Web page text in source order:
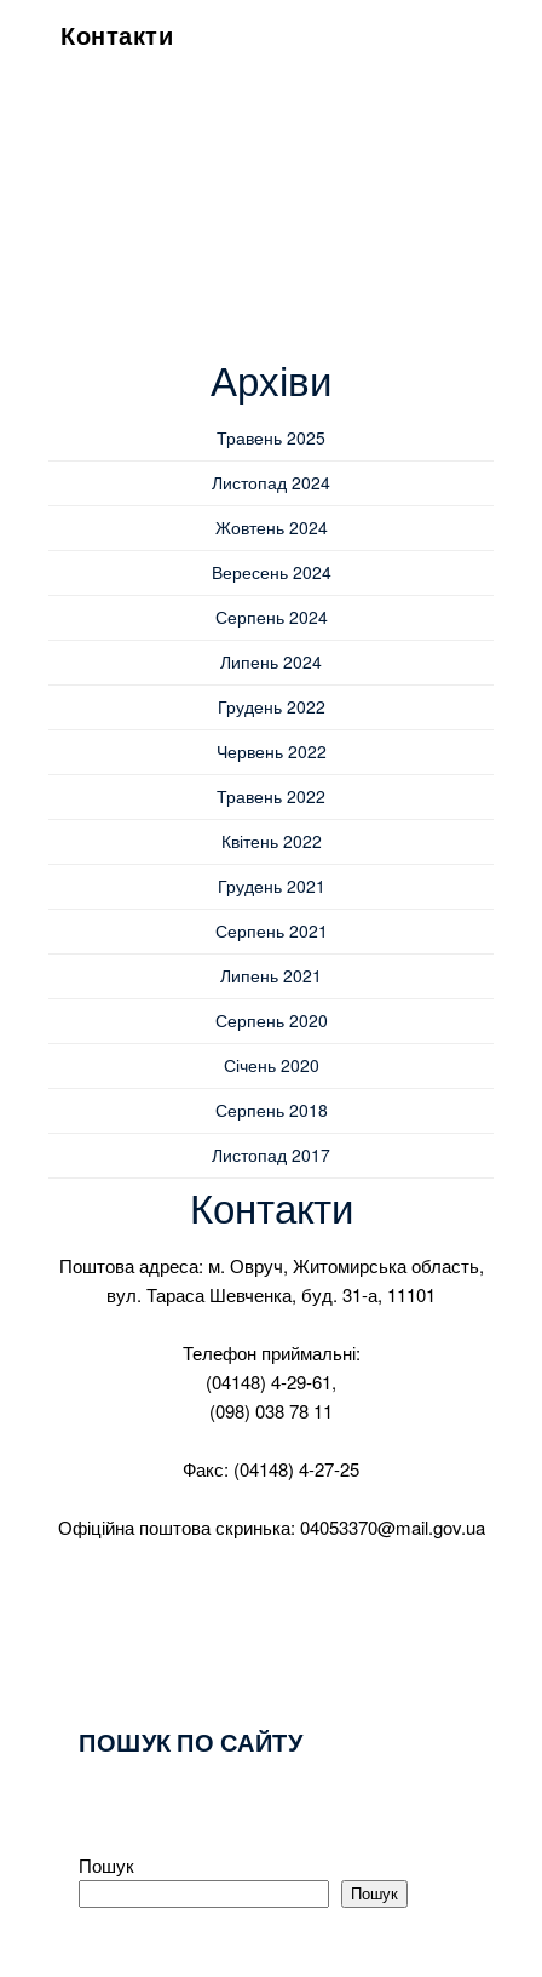
Контакти
Архіви
Травень 2025
Листопад 2024
Жовтень 2024
Вересень 2024
Серпень 2024
Липень 2024
Грудень 2022
Червень 2022
Травень 2022
Квітень 2022
Грудень 2021
Серпень 2021
Липень 2021
Серпень 2020
Січень 2020
Серпень 2018
Листопад 2017
Контакти
Поштова адреса: м. Овруч, Житомирська область,
вул. Тараса Шевченка, буд. 31-а, 11101
Телефон приймальні:
(04148) 4-29-61,
(098) 038 78 11
Факс: (04148) 4-27-25
Офіційна поштова скринька: 04053370@mail.gov.ua
ПОШУК ПО САЙТУ
Пошук
Пошук